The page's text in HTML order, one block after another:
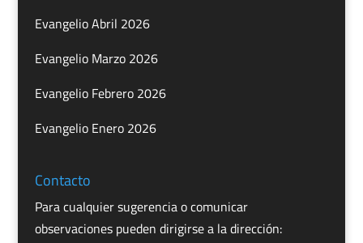
Evangelio Abril 2026
Evangelio Marzo 2026
Evangelio Febrero 2026
Evangelio Enero 2026
Contacto
Para cualquier sugerencia o comunicar
observaciones pueden dirigirse a la dirección: